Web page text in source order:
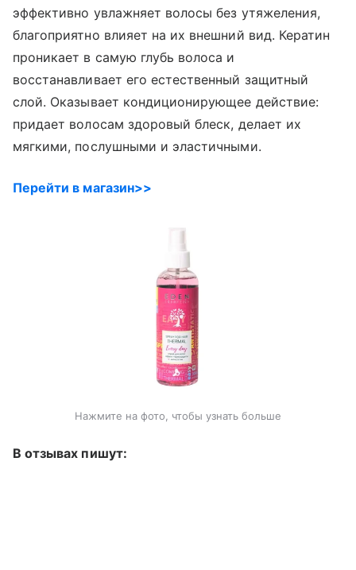
эффективно увлажняет волосы без утяжеления,
благоприятно влияет на их внешний вид. Кератин
проникает в самую глубь волоса и
восстанавливает его естественный защитный
слой. Оказывает кондиционирующее действие:
придает волосам здоровый блеск, делает их
мягкими, послушными и эластичными.
Перейти в магазин>>
Нажмите на фото, чтобы узнать больше
В отзывах пишут: